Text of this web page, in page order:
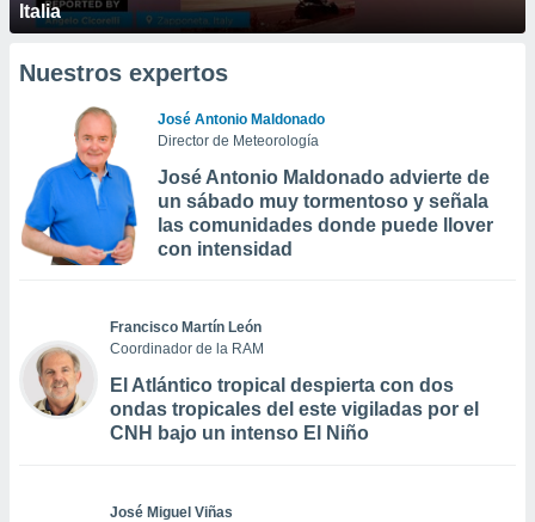
Italia
Nuestros expertos
José Antonio Maldonado
Director de Meteorología
José Antonio Maldonado advierte de
un sábado muy tormentoso y señala
las comunidades donde puede llover
con intensidad
Francisco Martín León
Coordinador de la RAM
El Atlántico tropical despierta con dos
ondas tropicales del este vigiladas por el
CNH bajo un intenso El Niño
José Miguel Viñas